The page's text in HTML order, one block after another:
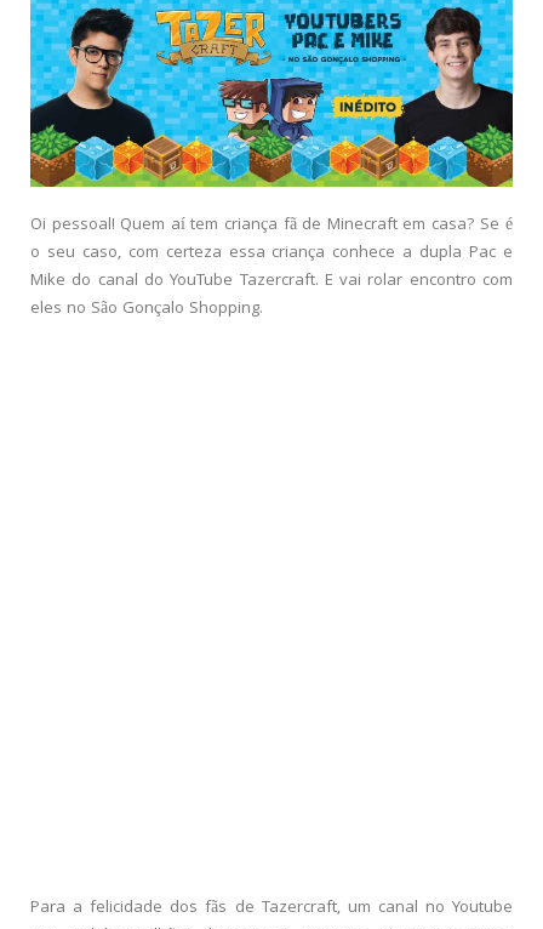
Oi pessoal! Quem aí tem criança fã de Minecraft em casa? Se é
o seu caso, com certeza essa criança conhece a dupla Pac e
Mike do canal do YouTube Tazercraft. E vai rolar encontro com
eles no São Gonçalo Shopping.
Para a felicidade dos fãs de Tazercraft, um canal no Youtube